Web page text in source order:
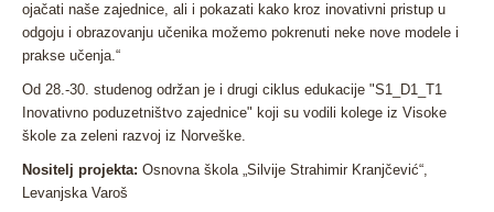
ojačati naše zajednice, ali i pokazati kako kroz inovativni pristup u
odgoju i obrazovanju učenika možemo pokrenuti neke nove modele i
prakse učenja.“
Od 28.-30. studenog održan je i drugi ciklus edukacije "S1_D1_T1
Inovativno poduzetništvo zajednice" koji su vodili kolege iz Visoke
škole za zeleni razvoj iz Norveške.
Nositelj projekta: Osnovna škola „Silvije Strahimir Kranjčević“,
Levanjska Varoš